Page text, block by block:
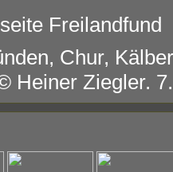
Freilandfund
Chur,
Heiner Ziegler.